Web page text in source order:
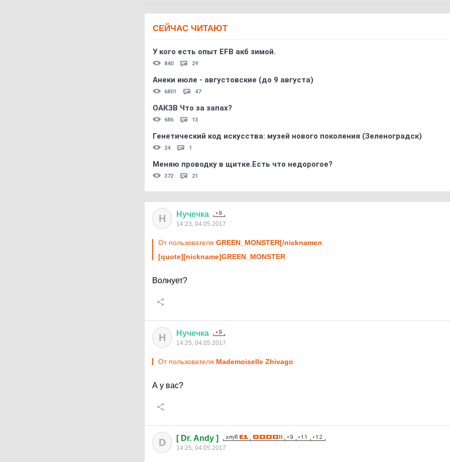
СЕЙЧАС ЧИТАЮТ
У кого есть опыт EFB акб зимой.
840 29
Анеки июле - августовские (до 9 августа)
6801 47
ОАКЗВ Что за запах?
686 13
Генетический код искусства: музей нового поколения (Зеленоградск)
24 1
Меняю проводку в щитке.Есть что недорогое?
372 21
Н Нучечка
14:23, 04.05.2017
От пользователя GREEN_MONSTER[/nicknameл
[quote][nickname]GREEN_MONSTER
Волнует?
Н Нучечка
14:25, 04.05.2017
От пользователя Mademoiselle Zhivago
А у вас?
D [ Dr. Andy ]
14:25, 04.05.2017